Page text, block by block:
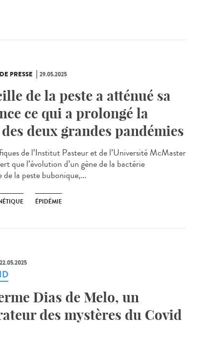
PRESSE 29.05.2025
de la peste a atténué sa
ce qui a prolongé la
deux grandes pandémies
de l’Institut Pasteur et de l’Université McMaster
que l’évolution d’un gène de la bactérie
de la peste bubonique,...
ÉPIDÉMIE
22.05.2025
Dias de Melo, un
des mystères du Covid